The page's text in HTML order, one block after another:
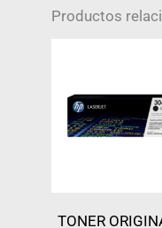
Productos
TONER